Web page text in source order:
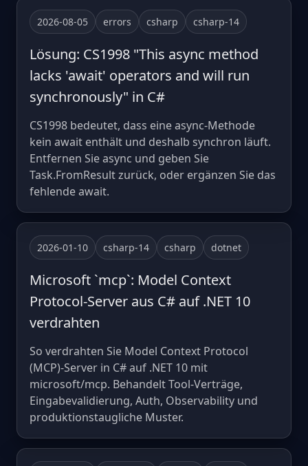
2026-08-05 errors csharp csharp-14
Lösung: CS1998 "This async method
lacks 'await' operators and will run
synchronously" in C#
CS1998 bedeutet, dass eine async-Methode
kein await enthält und deshalb synchron läuft.
Entfernen Sie async und geben Sie
Task.FromResult zurück, oder ergänzen Sie das
fehlende await.
2026-01-10 csharp-14 csharp dotnet
Microsoft `mcp`: Model Context
Protocol-Server aus C# auf .NET 10
verdrahten
So verdrahten Sie Model Context Protocol
(MCP)-Server in C# auf .NET 10 mit
microsoft/mcp. Behandelt Tool-Verträge,
Eingabevalidierung, Auth, Observability und
produktionstaugliche Muster.